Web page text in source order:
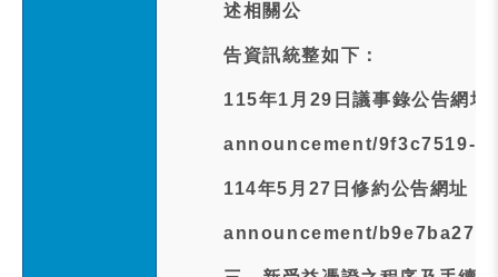
述相關公
告資訊統整如下：
115年1月29日議事錄公告網
announcement/9f3c7519-
114年5月27日修約公告網址
announcement/b9e7ba27-